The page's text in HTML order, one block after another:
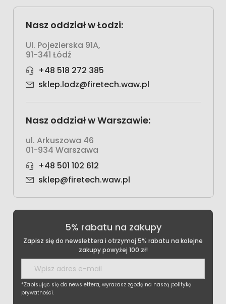
Nasz oddział w Łodzi:
Ul. Pojezierska 91A,
91-341 Łódź
+48 518 272 385
sklep.lodz@firetech.waw.pl
Nasz oddział w Warszawie:
ul. Arkuszowa 46
01-934 Warszawa
+48 501 102 612
sklep@firetech.waw.pl
5% rabatu na zakupy
Zapisz się do newslettera i otrzymaj 5% rabatu na kolejne
zakupy powyżej 100 zł!
*Zapisując się do newslettera, wyrażasz zgodę na naszą politykę
prywatności.